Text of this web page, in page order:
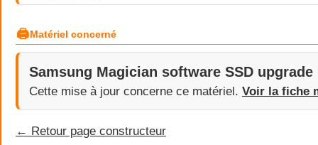
🖨Matériel concerné
Samsung Magician software SSD upgrade
Cette mise à jour concerne ce matériel. Voir la fiche
← Retour page constructeur